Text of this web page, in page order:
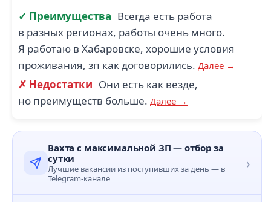
✓ Преимущества Всегда есть работа
в разных регионах, работы очень много.
Я работаю в Хабаровске, хорошие условия
проживания, зп как договорились. Далее →
✗ Недостатки Они есть как везде,
но преимуществ больше. Далее →
Вахта с максимальной ЗП — отбор за
сутки
Лучшие вакансии из поступивших за день — в
Telegram-канале
›